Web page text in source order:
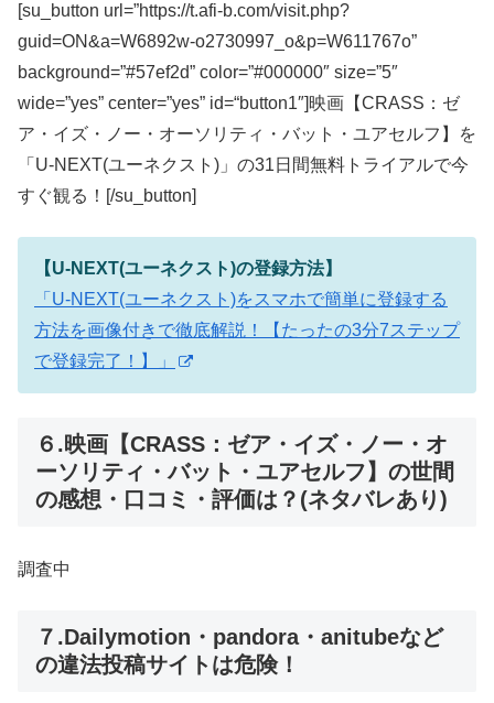
[su_button url=”https://t.afi-b.com/visit.php?
guid=ON&a=W6892w-o2730997_o&p=W611767o”
background=”#57ef2d” color=”#000000″ size=”5″
wide=”yes” center=”yes” id=“button1″]映画【CRASS：ゼ
ア・イズ・ノー・オーソリティ・バット・ユアセルフ】を
「U-NEXT(ユーネクスト)」の31日間無料トライアルで今
すぐ観る！[/su_button]
【U-NEXT(ユーネクスト)の登録方法】
「U-NEXT(ユーネクスト)をスマホで簡単に登録する
方法を画像付きで徹底解説！【たったの3分7ステップ
で登録完了！】」
６.映画【CRASS：ゼア・イズ・ノー・オ
ーソリティ・バット・ユアセルフ】の世間
の感想・口コミ・評価は？(ネタバレあり)
調査中
７.Dailymotion・pandora・anitubeなど
の違法投稿サイトは危険！